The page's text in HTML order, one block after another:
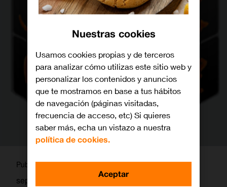
Publicado pormartagamez
septiembre 16, 2013
Nuestras cookies
Usamos cookies propias y de terceros
para analizar cómo utilizas este sitio web y
personalizar los contenidos y anuncios
que te mostramos en base a tus hábitos
de navegación (páginas visitadas,
frecuencia de acceso, etc) Si quieres
saber más, echa un vistazo a nuestra
política de cookies.
Aceptar